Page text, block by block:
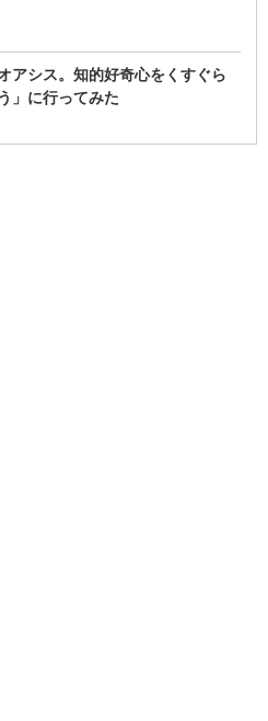
アシス。知的好奇心をくすぐら
」に行ってみた